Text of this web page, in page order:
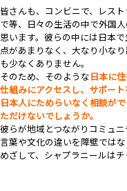
皆さんも、コンビニで、レス
で等、日々の生活の中で外国
思います。彼らの中には日本
点があまりなく、大なり小な
も少なくありません。
そのため、そのような日本に
仕組みにアクセスし、サポー
日本人にためらいなく相談が
ただけないでしょうか。
彼らが地域とつながりコミュ
言葉や文化の違いを障壁では
めざして、シャプラニールはチ